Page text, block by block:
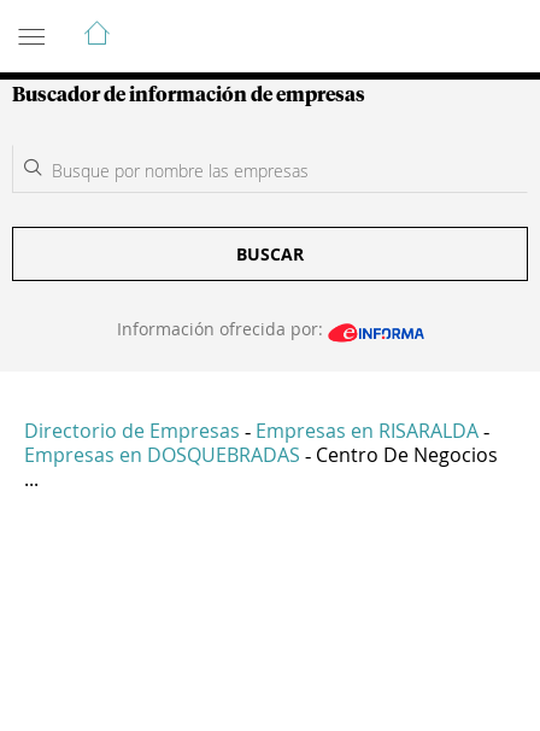
Guía de Empresas Colombianas
Buscador de información de empresas
BUSCAR
Información ofrecida por:
Directorio de Empresas - Empresas en RISARALDA -
Empresas en DOSQUEBRADAS - Centro De Negocios
...